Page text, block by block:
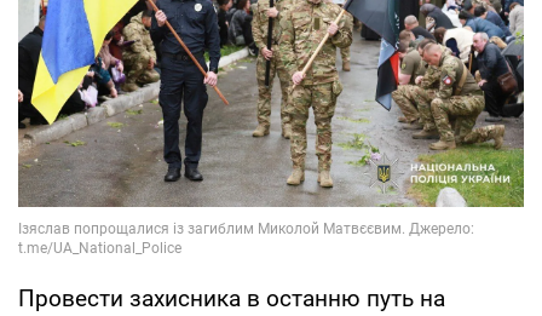
Провести захисника в останню путь на